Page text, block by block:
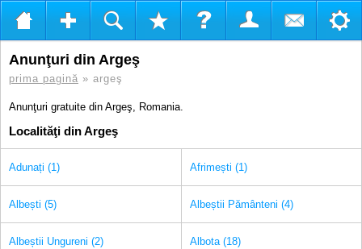
Anunţuri din Argeş
prima pagină » argeş
Anunţuri gratuite din Argeş, Romania.
Localităţi din Argeş
Adunați (1) Afrimești (1)
Albești (5) Albeștii Pământeni (4)
Albeștii Ungureni (2) Albota (18)